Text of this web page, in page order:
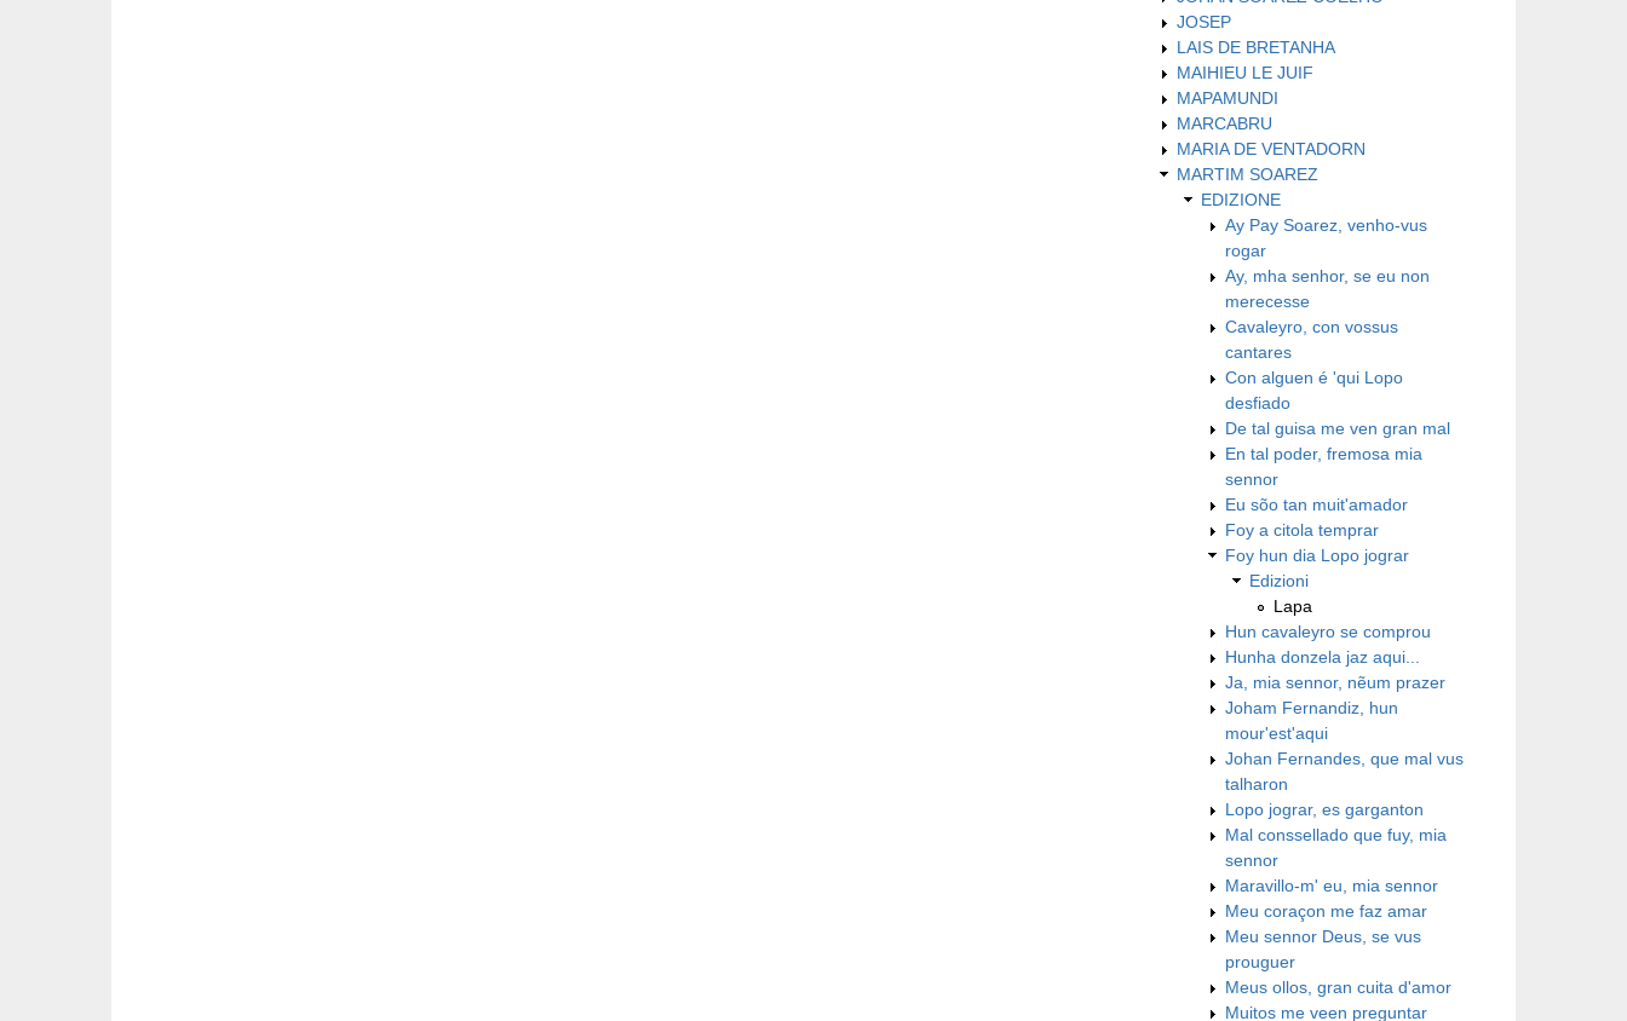
JOSEP
LAIS DE BRETANHA
MAIHIEU LE JUIF
MAPAMUNDI
MARCABRU
MARIA DE VENTADORN
MARTIM SOAREZ
EDIZIONE
Ay Pay Soarez, venho-vus
rogar
Ay, mha senhor, se eu non
merecesse
Cavaleyro, con vossus
cantares
Con alguen é 'qui Lopo
desfiado
De tal guisa me ven gran mal
En tal poder, fremosa mia
sennor
Eu sõo tan muit'amador
Foy a citola temprar
Foy hun dia Lopo jograr
Edizioni
Lapa
Hun cavaleyro se comprou
Hunha donzela jaz aqui...
Ja, mia sennor, nẽum prazer
Joham Fernandiz, hun
mour'est'aqui
Johan Fernandes, que mal vus
talharon
Lopo jograr, es garganton
Mal conssellado que fuy, mia
sennor
Maravillo-m' eu, mia sennor
Meu coraçon me faz amar
Meu sennor Deus, se vus
prouguer
Meus ollos, gran cuita d'amor
Muitos me veen preguntar